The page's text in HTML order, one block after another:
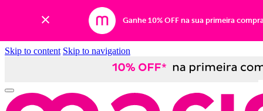
Ganhe 10% OFF na sua primeira
Skip to content Skip to navigation